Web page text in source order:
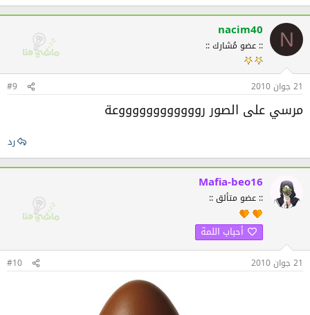
N
nacim40
:: عضو مُشارك ::
21 جوان 2010 #9
مرسي على الصور رووووووووووووعة
رد
Mafia-beo16
:: عضو متألق ::
أحباب اللمة
21 جوان 2010 #10